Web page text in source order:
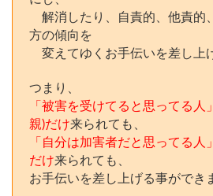
解消したり、自責的、他責的
方の傾向を
変えてゆくお手伝いを差し上
つまり、
「被害を受けてると思ってる人
親)だけ来られても、
「自分は加害者だと思ってる人
だけ来られても、
お手伝いを差し上げる事ができ